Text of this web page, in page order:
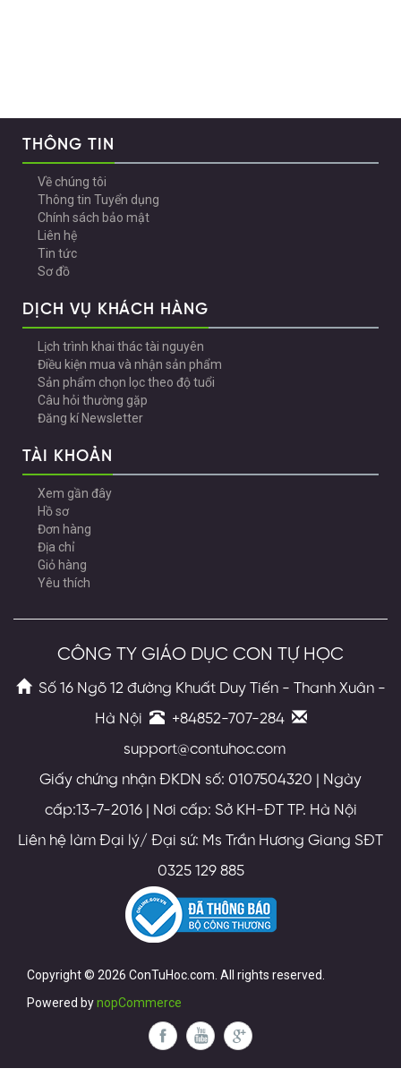
THÔNG TIN
Về chúng tôi
Thông tin Tuyển dụng
Chính sách bảo mật
Liên hệ
Tin tức
Sơ đồ
DỊCH VỤ KHÁCH HÀNG
Lịch trình khai thác tài nguyên
Điều kiện mua và nhận sản phẩm
Sản phẩm chọn lọc theo độ tuổi
Câu hỏi thường gặp
Đăng kí Newsletter
TÀI KHOẢN
Xem gần đây
Hồ sơ
Đơn hàng
Địa chỉ
Giỏ hàng
Yêu thích
CÔNG TY GIÁO DỤC CON TỰ HỌC
Số 16 Ngõ 12 đường Khuất Duy Tiến - Thanh Xuân -
Hà Nội
+84852-707-284
support@contuhoc.com
Giấy chứng nhận ĐKDN số: 0107504320 | Ngày
cấp:13-7-2016 | Nơi cấp: Sở KH-ĐT TP. Hà Nội
Liên hệ làm Đại lý/ Đại sứ: Ms Trần Hương Giang SĐT
0325 129 885
Copyright © 2026 ConTuHoc.com. All rights reserved.
Powered bynopCommerce